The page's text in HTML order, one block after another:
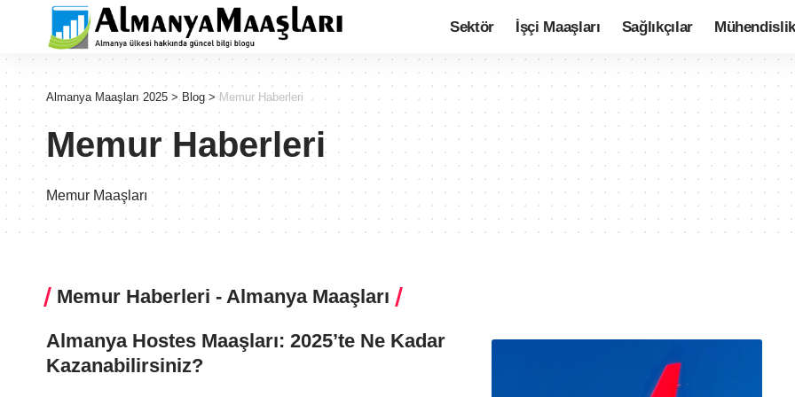
Sektör İşçi Maaşları Sağlıkçılar Mühendislik
Almanya Maaşları 2025 > Blog>Memur Haberleri
Memur Haberleri
Memur Maaşları
Memur Haberleri - Almanya Maaşları
Almanya Hostes Maaşları: 2025’te Ne Kadar
Kazanabilirsiniz?